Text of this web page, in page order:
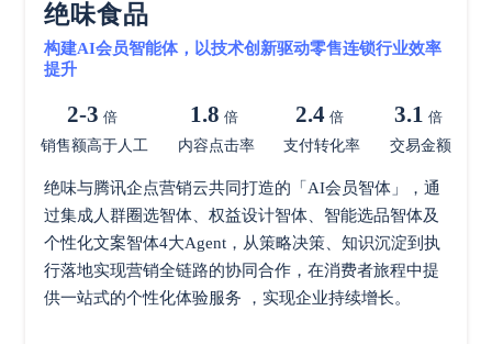
绝味食品
构建AI会员智能体，以技术创新驱动零售连锁行业效率
提升
2-3 倍
销售额高于人工
1.8 倍
内容点击率
2.4 倍
支付转化率
3.1 倍
交易金额
绝味与腾讯企点营销云共同打造的「AI会员智体」，通
过集成人群圈选智体、权益设计智体、智能选品智体及
个性化文案智体4大Agent，从策略决策、知识沉淀到执
行落地实现营销全链路的协同合作，在消费者旅程中提
供一站式的个性化体验服务 ，实现企业持续增长。